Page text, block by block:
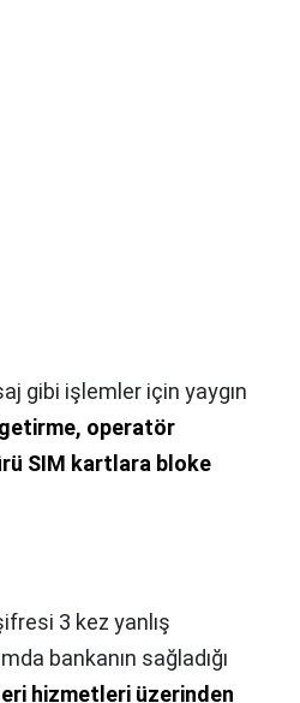
gibi işlemler için yaygın
operatör
SIM kartlara bloke
3 kez yanlış
bankanın sağladığı
hizmetleri üzerinden